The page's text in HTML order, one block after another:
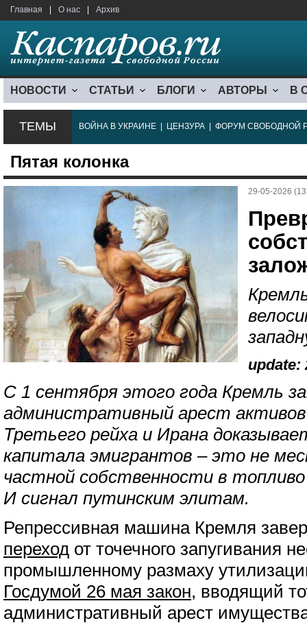
Главная О нас Архив
НОВОСТИ СТАТЬИ БЛОГИ АВТОРЫ В
ТЕМЫ ВОЙНА В УКРАИНЕ ЦЕНЗУРА ФОРУМ СВОБОДНОЙ
Пятая колонка
29-05-2026
update:
С 1 сентября этого года Кремль
административный арест
Третьего рейха и Ирана
капитала эмигрантов – это не
частной собственности в
И сигнал путинским элитам.
Репрессивная машина Кремля
переход от точечного запугивания
промышленному размаху
Госдумой 26 мая закон, вводящий
административный арест